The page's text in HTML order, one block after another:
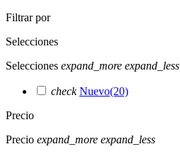
Filtrar por
Selecciones
Selecciones expand_more expand_less
check Nuevo(20)
Precio
Precio expand_more expand_less